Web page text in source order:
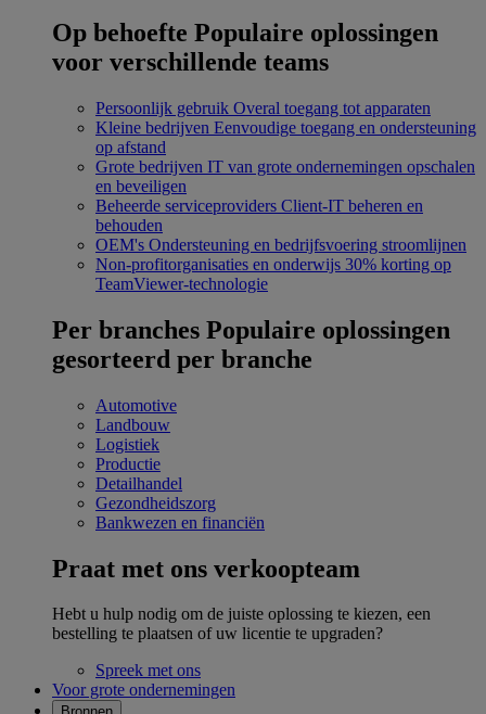
Op behoefte Populaire oplossingen
voor verschillende teams
Persoonlijk gebruik Overal toegang tot apparaten
Kleine bedrijven Eenvoudige toegang en ondersteuning
op afstand
Grote bedrijven IT van grote ondernemingen opschalen
en beveiligen
Beheerde serviceproviders Client-IT beheren en
behouden
OEM's Ondersteuning en bedrijfsvoering stroomlijnen
Non-profitorganisaties en onderwijs 30% korting op
TeamViewer-technologie
Per branches Populaire oplossingen
gesorteerd per branche
Automotive
Landbouw
Logistiek
Productie
Detailhandel
Gezondheidszorg
Bankwezen en financiën
Praat met ons verkoopteam
Hebt u hulp nodig om de juiste oplossing te kiezen, een
bestelling te plaatsen of uw licentie te upgraden?
Spreek met ons
Voor grote ondernemingen